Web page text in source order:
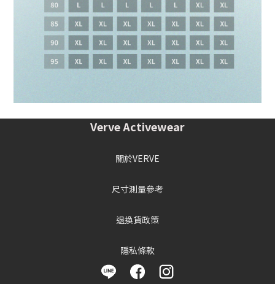
Verve Activewear
關於VERVE
尺寸測量參考
退換貨政策
隱私條款